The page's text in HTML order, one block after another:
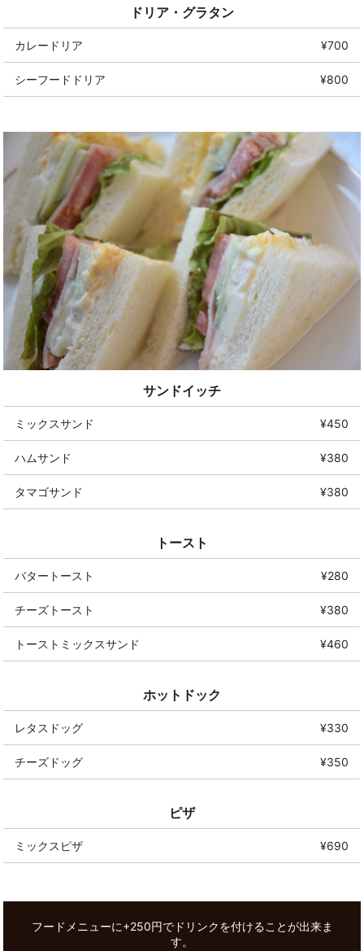
ドリア・グラタン
カレードリア ¥700
シーフードドリア ¥800
サンドイッチ
ミックスサンド ¥450
ハムサンド ¥380
タマゴサンド ¥380
トースト
バタートースト ¥280
チーズトースト ¥380
トーストミックスサンド ¥460
ホットドック
レタスドッグ ¥330
チーズドッグ ¥350
ピザ
ミックスピザ ¥690
フードメニューに+250円でドリンクを付けることが出来ま
す。